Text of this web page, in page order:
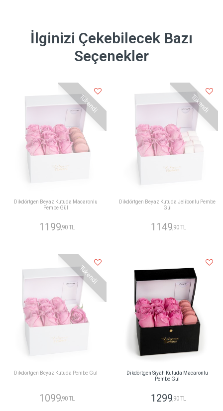
İlginizi Çekebilecek Bazı
Seçenekler
Tükendi
Dikdörtgen Beyaz Kutuda Macaronlu
Pembe Gül
1199,90 TL
Tükendi
Dikdörtgen Beyaz Kutuda Jelibonlu Pembe
Gül
1149,90 TL
Tükendi
Dikdörtgen Beyaz Kutuda Pembe Gül
1099,90 TL
Dikdörtgen Siyah Kutuda Macaronlu
Pembe Gül
1299,90 TL